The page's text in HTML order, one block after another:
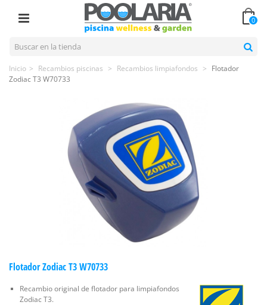
0
Inicio > Recambios piscinas > Recambios limpiafondos > Flotador
Zodiac T3 W70733
Flotador Zodiac T3 W70733
Recambio original de flotador para limpiafondos
Zodiac T3.